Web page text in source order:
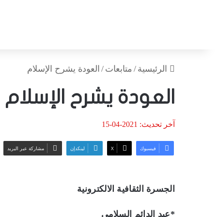
الرئيسية / متابعات / العودة يشرح الإسلام
العودة يشرح الإسلام
آخر تحديث: 2021-04-15
فيسبوك ‫X لينكدإن مشاركة عبر البريد
الجسرة الثقافية الالكترونية
*عبد الدائم السلامي